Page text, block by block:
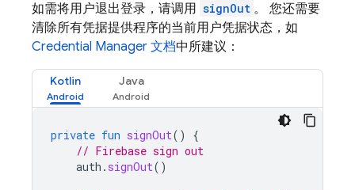
如需将用户退出登录，请调用 signOut 。 您还需要
清除所有凭据提供程序的当前用户凭据状态，如
Credential Manager 文档中所建议：
Kotlin Java
private fun signOut()
{
// Firebase sign out
auth . signOut()